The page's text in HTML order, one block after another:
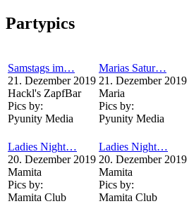
Partypics
Samstags im…
21. Dezember 2019
Hackl's ZapfBar
Pics by:
Pyunity Media
Marias Satur…
21. Dezember 2019
Maria
Pics by:
Pyunity Media
Ladies Night…
20. Dezember 2019
Mamita
Pics by:
Mamita Club
Ladies Night…
20. Dezember 2019
Mamita
Pics by:
Mamita Club